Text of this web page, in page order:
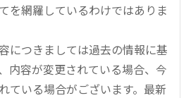
を網羅しているわけではありま
につきましては過去の情報に基
内容が変更されている場合、今
ている場合がございます。最新